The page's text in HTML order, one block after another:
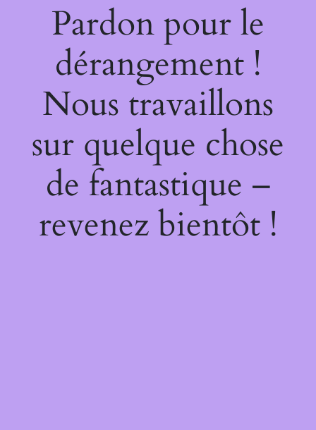
Pardon pour le
dérangement !
Nous travaillons
sur quelque chose
de fantastique –
revenez bientôt !